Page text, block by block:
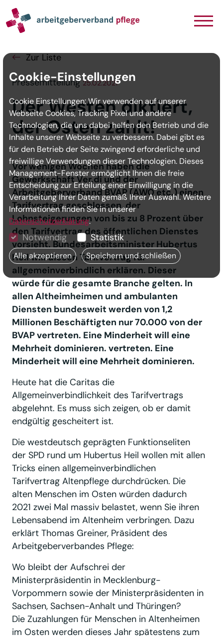
Navigation
Inhalt
Seitenabschluss
Zur Liste
Pressemitteilung 25.02.2021
Der Westen diktiert,
der Osten zahlt!
Vor wenigen Wochen haben die
Gewerkschaft Ver.di und der
Arbeitgeberverband BVAP (AWO etc.) einen
Tarifvertrag geschlossen, der
Lohnsteigerungen von bis zu 8 Prozent über
den Tarifvertrag des öffentlichen Dienstes
vorsieht. Bundesarbeitsminister Hubertus
Heil will diesen Tarifvertrag für
allgemeinverbindlich erklären. Dieser
würde für die gesamte Branche gelten. In
allen Altheimheimen und ambulanten
Diensten bundesweit werden von 1,2
Millionen Beschäftigten nur 70.000 von der
BVAP vertreten. Eine Minderheit will eine
Mehrheit dominieren. vertreten. Eine
Minderheit will eine Mehrheit dominieren.
Heute hat die Caritas die
Allgemeinverbindlichkeit des Tarifvertrags
abgelehnt. Es muss sich zeigen, ob er damit
endgültig gescheitert ist.
Die westdeutsch geprägten Funktionseliten
der SPD rund um Hubertus Heil wollen mit allen
Tricks einen allgemeinverbindlichen
Tarifvertrag Altenpflege durchdrücken. Die
alten Menschen im Osten würden dadurch
2021 zwei Mal massiv belastet, wenn Sie ihren
Lebensabend im Altenheim verbringen. Dazu
erklärt Thomas Greiner, Präsident des
Arbeitgeberverbandes Pflege:
Wo bleibt der Aufschrei der
Ministerpräsidentin in Mecklenburg-
Vorpommern sowie der Ministerpräsidenten in
Sachsen, Sachsen-Anhalt und Thüringen?
Die Zuzahlungen für Menschen in Altenheimen
im Osten werden dieses Jahr spätestens zum
Cookie-Einstellungen
Cookie Einstellungen: Wir verwenden auf unserer
Webseite Cookies, Tracking Pixel und andere
Technologien, die uns dabei helfen den Betrieb und die
Inhalte unserer Webseite zu verbessern. Dabei gibt es
für den Betrieb der Seite zwingend erforderliche und
freiwillige Verwendungen dieser Technologien. Dieses
Management-Fenster ermöglicht Ihnen die freie
Entscheidung zur Erteilung einer Einwilligung in die
Verarbeitung Ihrer Daten gemäß Ihrer Auswahl. Weitere
Informationen finden Sie in unserer
Datenschutzerklärung.
Notwendig Statistik
Alle akzeptieren Speichern und schließen